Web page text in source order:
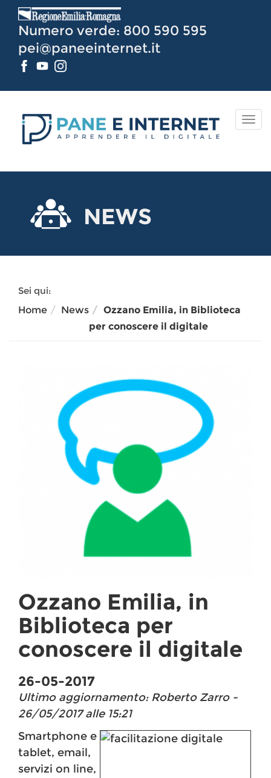
Contenuto
Numero verde: 800 590 595
pei@paneeinternet.it
NEWS
Sei qui:
Home
News
Ozzano Emilia, in Biblioteca
per conoscere il digitale
Ozzano Emilia, in
Biblioteca per
conoscere il digitale
26-05-2017
Ultimo aggiornamento: Roberto Zarro -
26/05/2017 alle 15:21
Smartphone e
tablet, email,
servizi on line,